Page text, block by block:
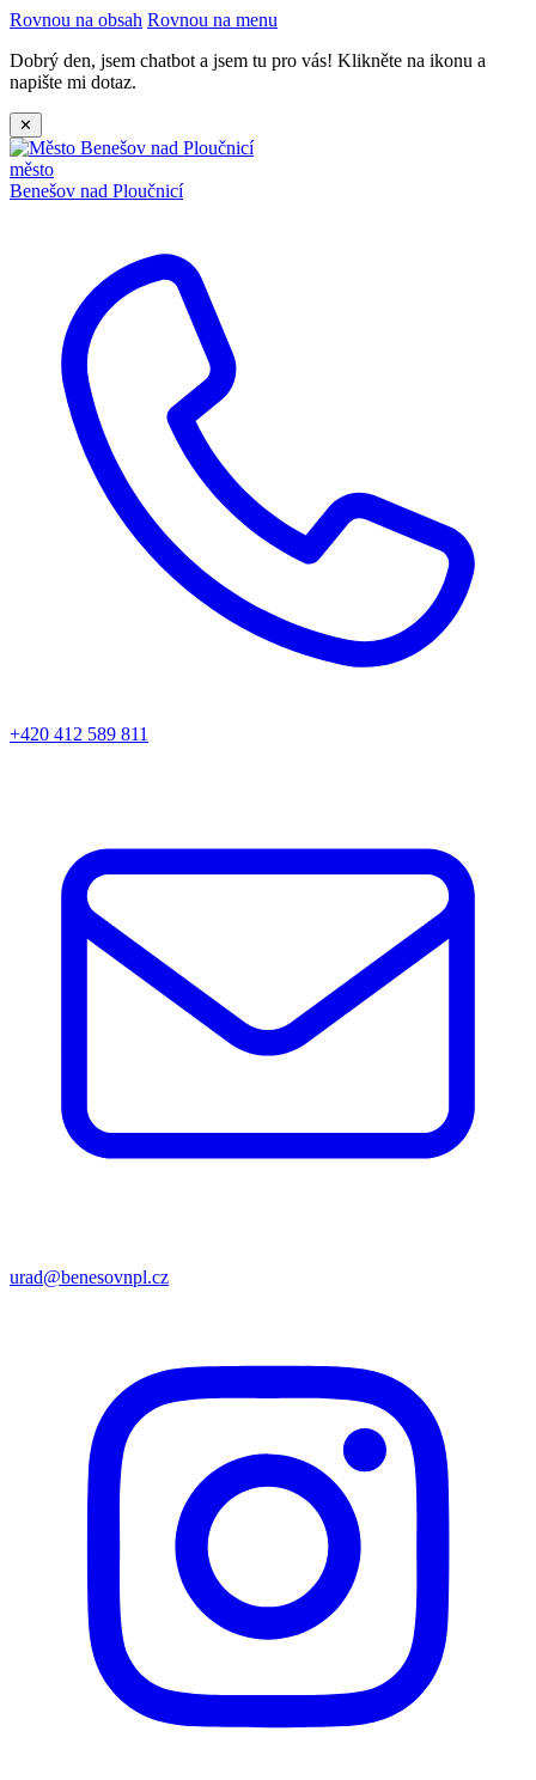
Rovnou na obsah Rovnou na menu
Dobrý den, jsem chatbot a jsem tu pro vás! Klikněte na ikonu a
napište mi dotaz.
✕
město
Benešov nad Ploučnicí
+420 412 589 811
urad@benesovnpl.cz